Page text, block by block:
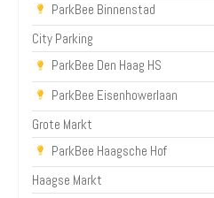
ParkBee Binnenstad
City Parking
ParkBee Den Haag HS
ParkBee Eisenhowerlaan
Grote Markt
ParkBee Haagsche Hof
Haagse Markt